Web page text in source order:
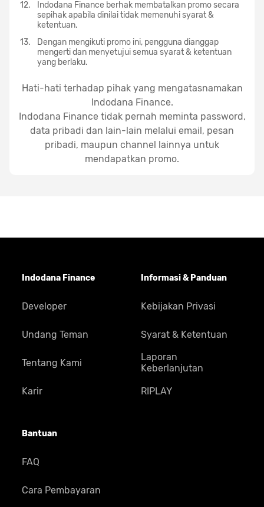
Indodana Finance berhak membatalkan promo secara
sepihak apabila dinilai tidak memenuhi syarat &
ketentuan.
Dengan mengikuti promo ini, pengguna dianggap
mengerti dan menyetujui semua syarat & ketentuan
yang berlaku.
Hati-hati terhadap pihak yang mengatasnamakan
Indodana Finance.
Indodana Finance tidak pernah meminta password,
data pribadi dan lain-lain melalui email, pesan
pribadi, maupun channel lainnya untuk
mendapatkan promo.
Indodana Finance
Developer
Undang Teman
Tentang Kami
Karir
Bantuan
FAQ
Cara Pembayaran
Informasi & Panduan
Kebijakan Privasi
Syarat & Ketentuan
Laporan
Keberlanjutan
RIPLAY